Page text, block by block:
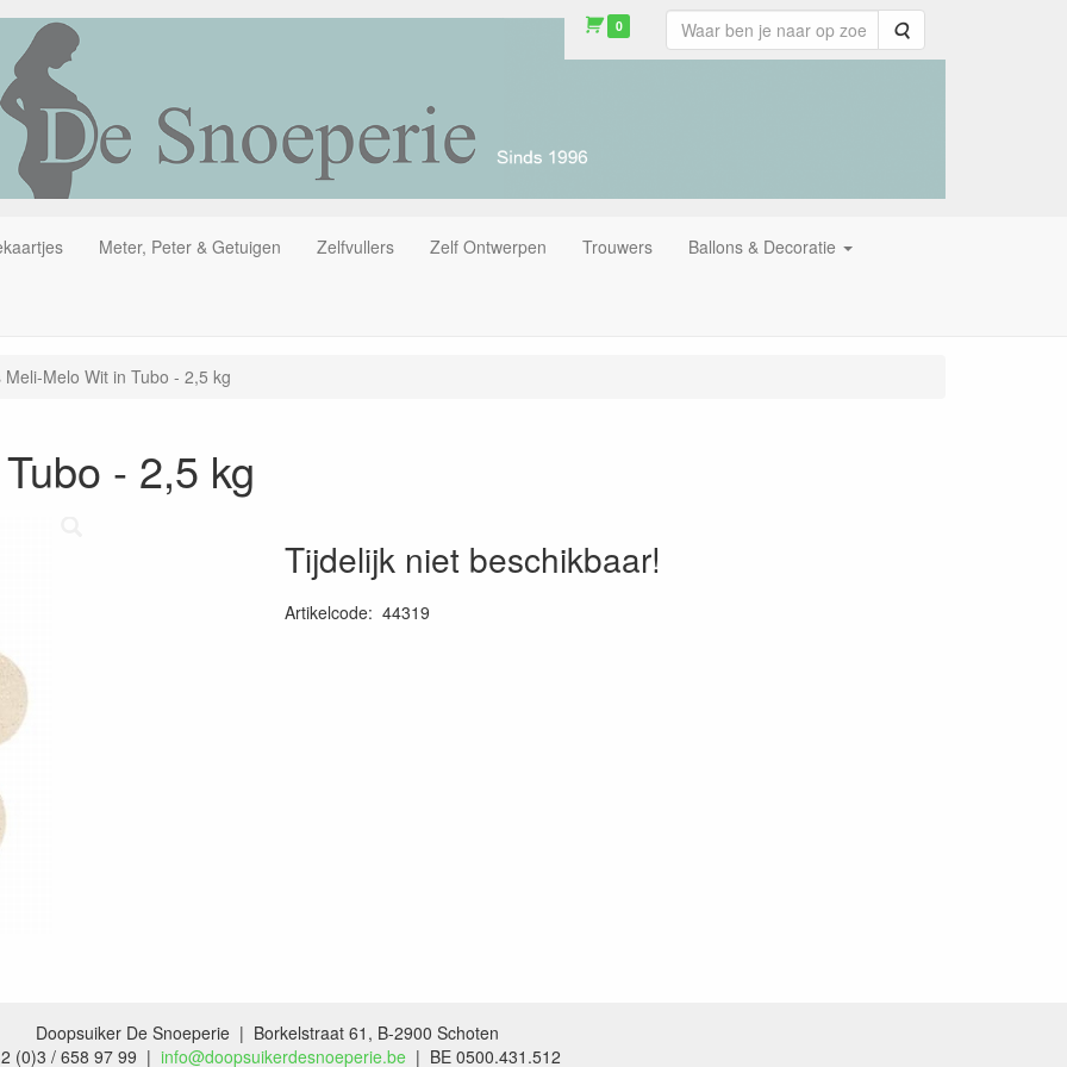
0 Zoeken
Meter, Peter & Getuigen Zelfvullers Zelf Ontwerpen Trouwers Ballons & Decoratie
Meli-Melo Wit in Tubo - 2,5 kg
- 2,5 kg
Tijdelijk niet beschikbaar!
Artikelcode: 44319
Doopsuiker De Snoeperie | Borkelstraat 61, B-2900 Schoten
(0)3 / 658 97 99 | info@doopsuikerdesnoeperie.be | BE 0500.431.512